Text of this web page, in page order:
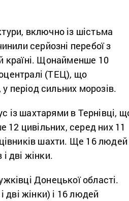
включно із шістьма
серйозні перебої з
країні. Щонайменше 10
(ТЕЦ), що
період сильних морозів.
із шахтарями в Тернівці,
цивільних, серед них 11
шахти. Ще 16 людей
дві жінки.
Донецької області.
дві жінки) і 16 людей